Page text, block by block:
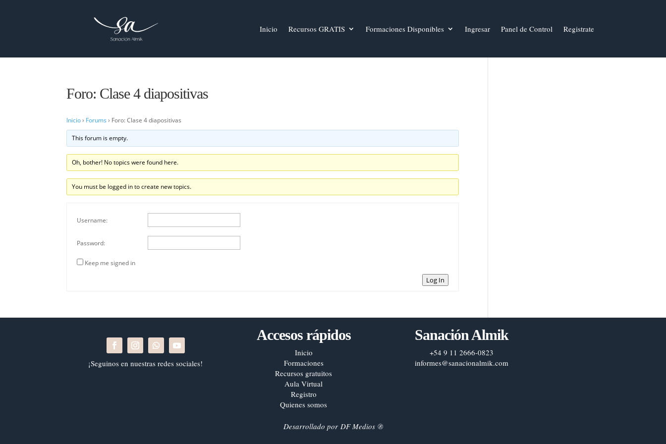
Inicio Recursos GRATIS Formaciones Disponibles Ingresar Panel de Control Registrate
Foro: Clase 4 diapositivas
Inicio › Forums › Foro: Clase 4 diapositivas
This forum is empty.
Oh, bother! No topics were found here.
You must be logged in to create new topics.
Username:
Password:
Keep me signed in
Log In
¡Seguinos en nuestras redes sociales!
Accesos rápidos
Inicio
Formaciones
Recursos gratuitos
Aula Virtual
Registro
Quienes somos
Sanación Almik
+54 9 11 2666-0823
informes@sanacionalmik.com
Desarrollado por DF Medios®